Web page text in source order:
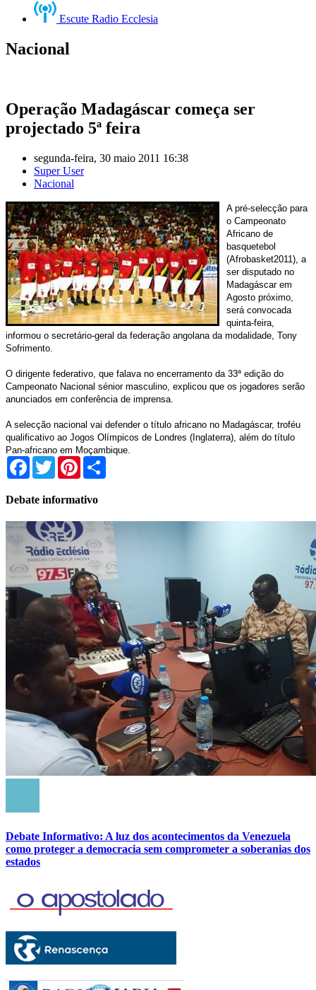
Escute Radio Ecclesia
Nacional
Operação Madagáscar começa ser
projectado 5ª feira
segunda-feira, 30 maio 2011 16:38
Super User
Nacional
A pré-selecção para
o Campeonato
Africano de
basquetebol
(Afrobasket2011), a
ser disputado no
Madagáscar em
Agosto próximo,
será convocada
quinta-feira,
informou o secretário-geral da federação angolana da modalidade, Tony
Sofrimento.
O dirigente federativo, que falava no encerramento da 33ª edição do
Campeonato Nacional sénior masculino, explicou que os jogadores serão
anunciados em conferência de imprensa.
A selecção nacional vai defender o título africano no Madagáscar, troféu
qualificativo ao Jogos Olímpicos de Londres (Inglaterra), além do título
Pan-africano em Moçambique.
Facebook
TwitterPinterest
Debate informativo
Debate Informativo: A luz dos acontecimentos da Venezuela
como proteger a democracia sem comprometer a soberanias dos
estados